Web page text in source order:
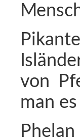
von
man
Phelan